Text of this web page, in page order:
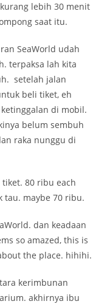
lebih 30 menit
saat itu.
SeaWorld udah
terpaksa lah kita
setelah jalan
beli tiket, eh
di mobil.
belum sembuh
raka nunggu di
80 ribu each
tau. maybe 70 ribu.
dan keadaan
so amazed, this is
the place. hihihi.
kerimbunan
akhirnya ibu